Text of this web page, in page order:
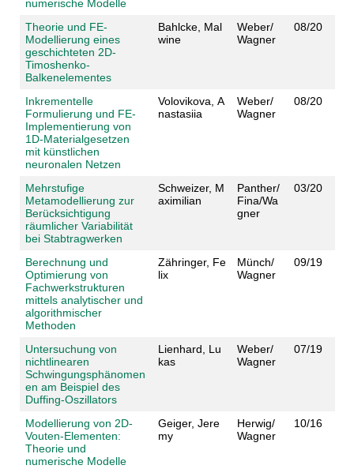
numerische Modelle
Theorie und FE-
Modellierung eines
geschichteten 2D-
Timoshenko-
Balkenelementes
Bahlcke, Mal
wine
Weber/
Wagner
08/20
Inkrementelle
Formulierung und FE-
Implementierung von
1D-Materialgesetzen
mit künstlichen
neuronalen Netzen
Volovikova, A
nastasiia
Weber/
Wagner
08/20
Mehrstufige
Metamodellierung zur
Berücksichtigung
räumlicher Variabilität
bei Stabtragwerken
Schweizer, M
aximilian
Panther/
Fina/Wa
gner
03/20
Berechnung und
Optimierung von
Fachwerkstrukturen
mittels analytischer und
algorithmischer
Methoden
Zähringer, Fe
lix
Münch/
Wagner
09/19
Untersuchung von
nichtlinearen
Schwingungsphänomen
en am Beispiel des
Duffing-Oszillators
Lienhard, Lu
kas
Weber/
Wagner
07/19
Modellierung von 2D-
Vouten-Elementen:
Theorie und
numerische Modelle
Geiger, Jere
my
Herwig/
Wagner
10/16